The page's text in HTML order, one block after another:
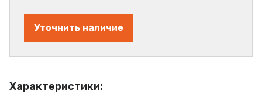
Характеристики:
Уточнить наличие